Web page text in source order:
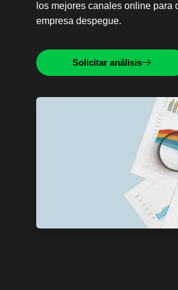
los mejores canales online para
empresa despegue.
Solicitar análisis